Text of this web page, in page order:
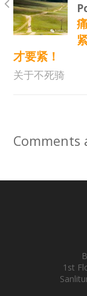
才要紧！
关于不死骑
Comments
1st